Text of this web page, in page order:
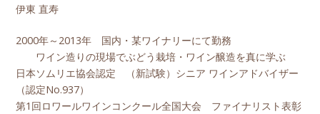
伊東 直寿
2000年～2013年 国内・某ワイナリーにて勤務
ワイン造りの現場でぶどう栽培・ワイン醸造を真に学ぶ
日本ソムリエ協会認定 （新試験）シニア ワインアドバイザー
（認定No.937）
第1回ロワールワインコンクール全国大会 ファイナリスト表彰